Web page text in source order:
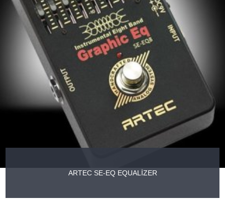
ARTEC SE-EQ EQUALİZER